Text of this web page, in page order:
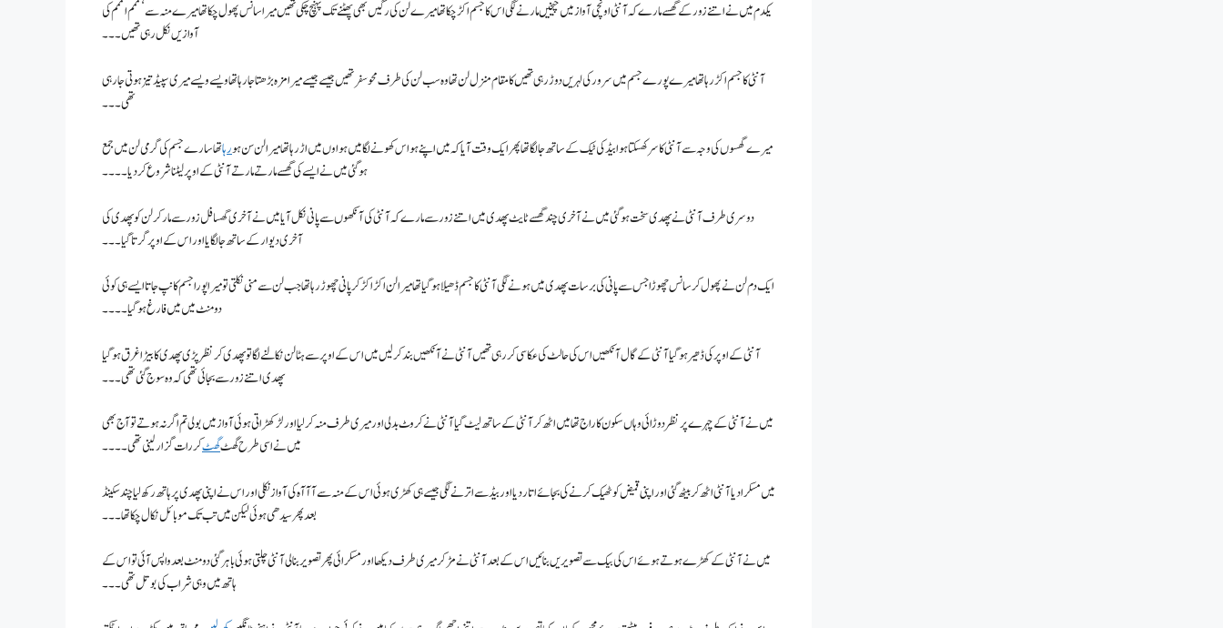
یکدم میں نے اتنے زور کے گھسے مارے کہ آنٹی اونچی آواز میں چیخیں مارنے لگی اس کا جسم اکڑ چکا تھا میرے لن کی رگیں بھی پھٹنے تک پہنچ چکی تھیں میرا سانس پھول چکا تھا میرے منہ سے ہمممم امممم کی
آوازیں نکل رہی تھیں ۔۔۔
آنٹی کا جسم اکڑ رہا تھا میرے پورے جسم میں سرور کی لہریں دوڑ رہی تھیں کا مقام منزل لن تھا وہ سب لن کی طرف محو سفر تھیں جیسے جیسے میرا مزہ بڑھتا جا رہا تھا ویسے ویسے میری سپیڈ تیز ہوتی جا رہی
تھی۔۔۔
میرے گھسوں کی وجہ سے آنٹی کا سر کھسکتا ہوا بیڈ کی ٹیک کے ساتھ جا لگا تھا پھر ایک وقت آیا کہ میں اپنے ہواس کھونے لگا میں ہواوں میں اڑ رہا تھا میرا لن سن ہورہاتھا سارے جسم کی گرمی لن میں جمع
ہو گئی میں نے ایسے کی گھسے مارتے مارتے آنٹی کے اوپر لیٹنا شروع کر دیا ۔۔۔۔
دوسری طرف آنٹی نے پھدی سخت ہو گئی میں نے آخری چند گھسے ٹایٹ پھدی میں اتنے زور سے مارے کہ آنٹی کی آنکھوں سے پانی نکل آیا میں نے آخری گھسا فل زور سے مار کر لن کو پھدی کی
آخری دیوار کے ساتھ جا لگایا اور اس کے اوپر گرتا گیا۔۔۔
ایک دم لن نے پھول کر سانس چھوڑا جس سے پانی کی برسات پھدی میں ہونے لگی آنٹی کا جسم ڈھیلا ہو گیا تھا میرا لن اکڑ اکڑ کر پانی چھوڑ رہا تھا جب لن سے منی نکلتی تو میرا پورا جسم کانپ جاتا ایسے ہی کوئی
دو منٹ میں میں فارغ ہو گیا ۔۔۔۔
آنٹی کے اوپر کی ڈھیر ہو گیا آنٹی کے گال آنکھیں اس کی حالٹ کی عکاسی کر رہی تھیں آنٹی نے آنکھیں بند کر لیں میں اس کے اوپر سے ہٹا لن نکالنے لگا تو پھدی کر نظر پڑی پھدی کا بیڑا غرق ہو گیا
پھدی اتنے زور سے بجائی تھی کہ وہ سوج گئی تھی۔۔۔
میں نے آنٹی کے چہرے پر نظر دوڑائی وہاں سکون کا راج تھا میں اٹھ کر آنٹی کے ساتھ لیٹ گیا آنٹی نے کروٹ بدلی اور میری طرف منہ کر لیا اور لڑکھڑاتی ہوئی آواز میں بولی تم اگر نہ ہوتے تو آج بھی
میں نے اسی طرح گھٹگھٹکر رات گزار لینی تھی۔۔۔۔
میں مسکرا دیا آنٹی اٹھ کر بیٹھ گئی اور اپنی قمیض کو ٹھیک کرنے کی بجائے اتار دیا اور بیڈ سے اترنے لگی جیسے ہی کھڑی ہوئی اس کے منہ سے آآآہ کی آواز نکلی اور اس نے اپنی پھدی پر ہاتھ رکھ لیا چند سکینڈ
بعد پھر سیدھی ہوئی لیکن میں تب تک موبائل نکال چکا تھا ۔۔۔
میں نے آنٹی کے کھڑے ہوتے ہوئے اس کی بیک سے تصویریں بنائیں اس کے بعد آنٹی نے مڑ کر میری طرف دیکھا اور مسکرائی پھر تصویر بنا لی آنٹی چلتی ہوئی باہر گئی دو منٹ بعد واپس آئی تو اس کے
ہاتھ میں وہی شراب کی بوتل تھی۔۔۔